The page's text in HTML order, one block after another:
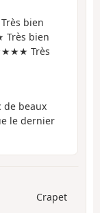
bien
bien
Très
de beaux
le dernier
Crapet